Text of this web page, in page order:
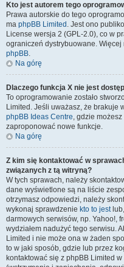
Kto jest autorem tego
Prawa autorskie do tego
ma phpBB Limited . Jest ono
License wersja 2 (GPL-2.0), co w
ograniczeń dystrybuowane.
phpBB.
Na górę
Dlaczego funkcja X nie jest
To oprogramowanie zostało
Limited. Jeśli uważasz, że brakuje
phpBB Ideas Centre, gdzie
zaproponować nowe funkcje.
Na górę
Z kim się kontaktować w
związanych z tą witryną?
W tych sprawach, należy
dane wyświetlone są na liście
otrzymasz odpowiedzi, należy
wykonaj sprawdzenie kto to jest
darmowych serwisów, np. Yahoo!,
wydziałem nadużyć tego serwisu.
Limited i nie może ona w żaden
to w jaki sposób, gdzie lub przez
kontaktować się z phpBB Limited